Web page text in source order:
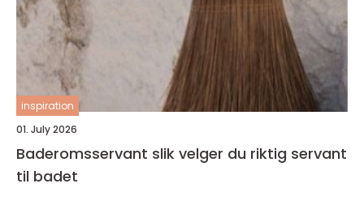
inspiration
01. July 2026
Baderomsservant slik velger du riktig servant
til badet